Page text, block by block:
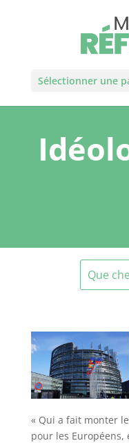
Sélectionner une
« Qui a fait monter
pour les